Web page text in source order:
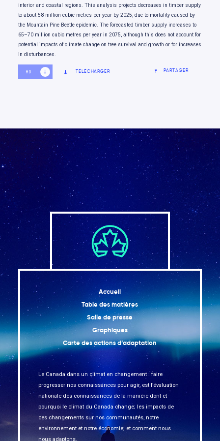
interior and coastal regions. This analysis projects decreases in timber supply
to about 58 million cubic metres per year by 2025, due to mortality caused by
the Mountain Pine Beetle epidemic. The forecasted timber supply increases to
65–70 million cubic metres per year in 2075, although this does not account for
potential impacts of climate change on tree survival and growth or for increases
in disturbances.
HD SD TÉLÉCHARGER PARTAGER
Accueil
Table des matières
Salle de presse
Graphiques
Carte des actions d’adaptation
Le Canada dans un climat en changement : faire
progresser nos connaissances pour agir, est l’évaluation
nationale des connaissances de la manière dont et
pourquoi le climat du Canada change; les impacts de
ces changements sur nos communautés, notre
environnement et notre économie; et comment nous
nous adaptons.
observeront des gains et des pertes
2.9
Les secteurs de l’énergie, de la foresterie et de
l’exploitation minière seront particulièrement
affectés par les changements climatiques
ressentent les impacts des changements
Références